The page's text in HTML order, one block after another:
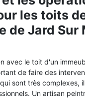
les toits
de Jard Sur
avec le toit d'un
de faire des
sont très complexes,
Un artisan